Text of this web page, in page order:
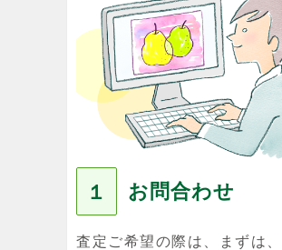
１ お問合わせ
査定ご希望の際は、まずは、